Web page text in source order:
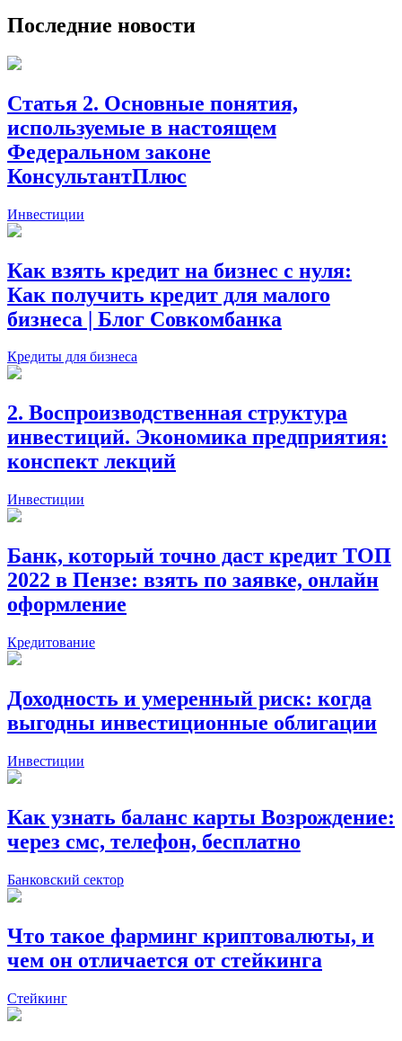
Последние новости
Статья 2. Основные понятия,
используемые в настоящем
Федеральном законе
КонсультантПлюс
Инвестиции
Как взять кредит на бизнес с нуля:
Как получить кредит для малого
бизнеса | Блог Совкомбанка
Кредиты для бизнеса
2. Воспроизводственная структура
инвестиций. Экономика предприятия:
конспект лекций
Инвестиции
Банк, который точно даст кредит ТОП
2022 в Пензе: взять по заявке, онлайн
оформление
Кредитование
Доходность и умеренный риск: когда
выгодны инвестиционные облигации
Инвестиции
Как узнать баланс карты Возрождение:
через смс, телефон, бесплатно
Банковский сектор
Что такое фарминг криптовалюты, и
чем он отличается от стейкинга
Стейкинг